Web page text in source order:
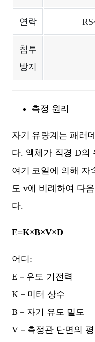
연락
침투
방지
측정 원리
자기 유량계는 패러
다. 액체가 직경 D의
여기 코일에 의해 자
도 v에 비례하여 다
다.
E=K×B×V×D
어디:
E－유도 기전력
K－미터 상수
B－자기 유도 밀도
V－측정관 단면의